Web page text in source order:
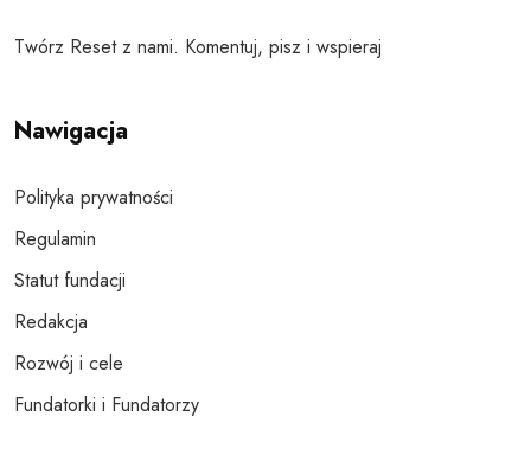
Twórz Reset z nami. Komentuj, pisz i wspieraj
Nawigacja
Polityka prywatności
Regulamin
Statut fundacji
Redakcja
Rozwój i cele
Fundatorki i Fundatorzy